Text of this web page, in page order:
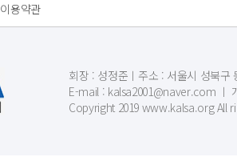
이용약관
회장 : 성정준ㅣ주소 : 서울시 성북구
E-mail : kalsa2001@naver.com ㅣ
Copyright 2019 www.kalsa.org All